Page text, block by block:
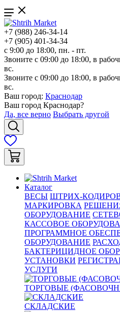
+7 (988) 246-34-14
+7 (905) 401-34-34
с 9:00 до 18:00, пн. - пт.
Звоните с 09:00 до 18:00, в
вс.
Звоните с 09:00 до 18:00, в
вс.
Ваш город: Краснодар
Ваш город Краснодар?
Да, все верно Выбрать другой
Каталог
ВЕСЫ ШТРИХ-
МАРКИРОВКА
ОБОРУДОВАНИЕ
КАССОВОЕ
ПРОГРАММНОЕ
ОБОРУДОВАНИЕ
БАКТЕРИЦИДНОЕ
УСТАНОВКИ
УСЛУГИ
ТОРГОВЫЕ
СКЛАДСКИЕ